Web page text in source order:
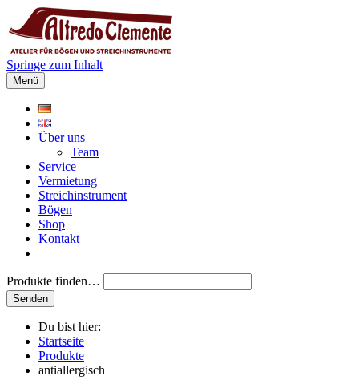
Springe zum Inhalt
Menü
Über uns
Team
Service
Vermietung
Streichinstrument
Bögen
Shop
Kontakt
Produkte finden…
Du bist hier:
Startseite
Produkte
antiallergisch